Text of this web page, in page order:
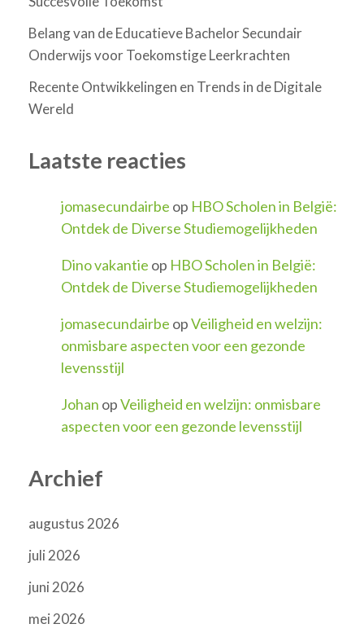
Belang van de Educatieve Bachelor Secundair
Onderwijs voor Toekomstige Leerkrachten
Recente Ontwikkelingen en Trends in de Digitale
Wereld
Laatste reacties
jomasecundairbe op HBO Scholen in België:
Ontdek de Diverse Studiemogelijkheden
Dino vakantie op HBO Scholen in België:
Ontdek de Diverse Studiemogelijkheden
jomasecundairbe opVeiligheid en welzijn:
onmisbare aspecten voor een gezonde
levensstijl
Johan opVeiligheid en welzijn: onmisbare
aspecten voor een gezonde levensstijl
Archief
augustus 2026
juli 2026
juni 2026
mei 2026